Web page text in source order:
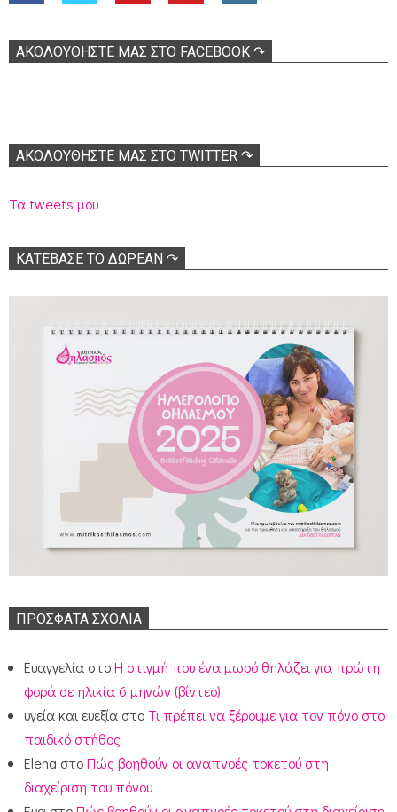
ΑΚΟΛOΥΘΉΣΤΕ ΜΑΣ ΣΤΟ FACEBOOK ↷
ΑΚΟΛΟΥΘΉΣΤΕ ΜΑΣ ΣΤΟ TWITTER ↷
Τα tweets μου
ΚΑΤΕΒΑΣΕ ΤΟ ΔΩΡΕΑΝ ↷
ΠΡΌΣΦΑΤΑ ΣΧΌΛΙΑ
Ευαγγελία στοΗ στιγμή που ένα μωρό θηλάζει για πρώτη
φορά σε ηλικία 6 μηνών (βίντεο)
υγεία και ευεξία στο Τι πρέπει να ξέρουμε για τον πόνο στο
παιδικό στήθος
Elena στοΠώς βοηθούν οι αναπνοές τοκετού στη
διαχείριση του πόνου